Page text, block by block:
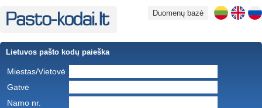
Duomenų bazė
Lietuvos pašto kodų paieška
Miestas/Vietovė
Gatvė
Namo nr.